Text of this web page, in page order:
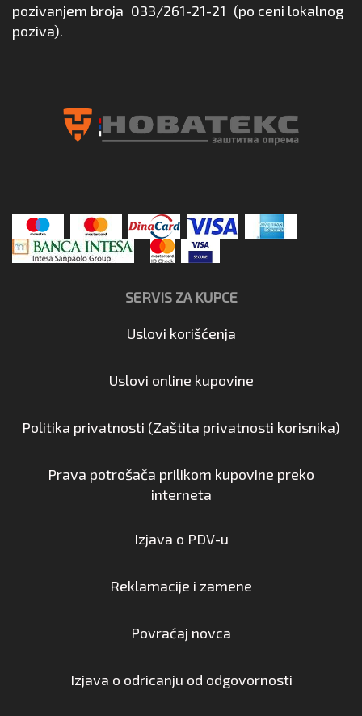
pozivanjem broja 033/261-21-21 (po ceni lokalnog
poziva).
SERVIS ZA KUPCE
Uslovi korišćenja
Uslovi online kupovine
Politika privatnosti (Zaštita privatnosti korisnika)
Prava potrošača prilikom kupovine preko
interneta
Izjava o PDV-u
Reklamacije i zamene
Povraćaj novca
Izjava o odricanju od odgovornosti